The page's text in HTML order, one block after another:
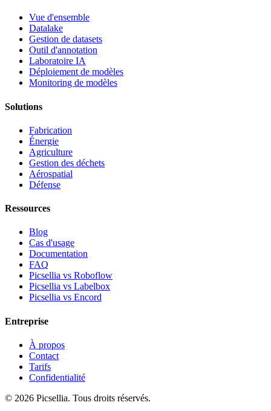
Vue d'ensemble
Datalake
Gestion de datasets
Outil d'annotation
Laboratoire IA
Déploiement de modèles
Monitoring de modèles
Solutions
Fabrication
Énergie
Agriculture
Gestion des déchets
Aérospatial
Défense
Ressources
Blog
Cas d'usage
Documentation
FAQ
Picsellia vs Roboflow
Picsellia vs Labelbox
Picsellia vs Encord
Entreprise
À propos
Contact
Tarifs
Confidentialité
© 2026 Picsellia. Tous droits réservés.